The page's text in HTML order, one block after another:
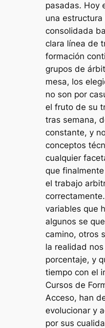
pasadas. Hoy
una estructura
consolidada
clara línea de
formación
grupos de
mesa, los
no son por
el fruto de su
tras semana,
constante, y
conceptos
cualquier
que
el trabajo
variables que
algunos se
camino, otros
la realidad
porcentaje, y
tiempo con el
Cursos de
Acceso, han
evolucionar y
por sus